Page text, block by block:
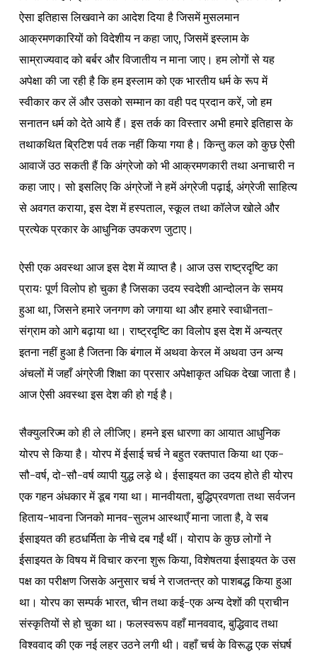
ऐसा इतिहास लिखवाने का आदेश दिया है जिसमें मुसलमान
आक्रमणकारियों को विदेशीय न कहा जाए, जिसमें इस्लाम के
साम्राज्यवाद को बर्बर और विजातीय न माना जाए। हम लोगों से यह
अपेक्षा की जा रही है कि हम इस्लाम को एक भारतीय धर्म के रूप में
स्वीकार कर लें और उसको सम्मान का वही पद प्रदान करें, जो हम
सनातन धर्म को देते आये हैं। इस तर्क का विस्तार अभी हमारे इतिहास के
तथाकथित ब्रिटिश पर्व तक नहीं किया गया है। किन्तु कल को कुछ ऐसी
आवाजें उठ सकती हैं कि अंग्रेजो को भी आक्रमणकारी तथा अनाचारी न
कहा जाए। सो इसलिए कि अंग्रेजों ने हमें अंग्रेजी पढ़ाई, अंग्रेजी साहित्य
से अवगत कराया, इस देश में हस्पताल, स्कूल तथा कॉलेज खोले और
प्रत्येक प्रकार के आधुनिक उपकरण जुटाए।
ऐसी एक अवस्था आज इस देश में व्याप्त है। आज उस राष्ट्रदृष्टि का
प्रायः पूर्ण विलोप हो चुका है जिसका उदय स्वदेशी आन्दोलन के समय
हुआ था, जिसने हमारे जनगण को जगाया था और हमारे स्वाधीनता-
संग्राम को आगे बढ़ाया था। राष्ट्रदृष्टि का विलोप इस देश में अन्यत्र
इतना नहीं हुआ है जितना कि बंगाल में अथवा केरल में अथवा उन अन्य
अंचलों में जहाँ अंग्रेजी शिक्षा का प्रसार अपेक्षाकृत अधिक देखा जाता है।
आज ऐसी अवस्था इस देश की हो गई है।
सैक्युलरिज्म को ही ले लीजिए। हमने इस धारणा का आयात आधुनिक
योरप से किया है। योरप में ईसाई चर्च ने बहुत रक्तपात किया था एक-
सौ-वर्ष, दो-सौ-वर्ष व्यापी युद्ध लड़े थे। ईसाइयत का उदय होते ही योरप
एक गहन अंधकार में डूब गया था। मानवीयता, बुद्धिप्रवणता तथा सर्वजन
हिताय-भावना जिनको मानव-सुलभ आस्थाएँ माना जाता है, वे सब
ईसाइयत की हठधर्मिता के नीचे दब गईं थीं। योराप के कुछ लोगों ने
ईसाइयत के विषय में विचार करना शुरू किया, विशेषतया ईसाइयत के उस
पक्ष का परीक्षण जिसके अनुसार चर्च ने राजतन्त्र को पाशबद्ध किया हुआ
था। योरप का सम्पर्क भारत, चीन तथा कई-एक अन्य देशों की प्राचीन
संस्कृतियों से हो चुका था। फलस्वरूप वहाँ मानववाद, बुद्धिवाद तथा
विश्ववाद की एक नई लहर उठने लगी थी। वहाँ चर्च के विरूद्ध एक संघर्ष